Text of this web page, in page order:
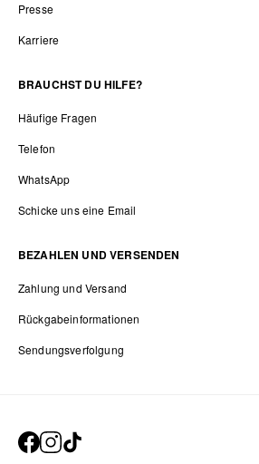
Presse
Karriere
BRAUCHST DU HILFE?
Häufige Fragen
Telefon
WhatsApp
Schicke uns eine Email
BEZAHLEN UND VERSENDEN
Zahlung und Versand
Rückgabeinformationen
Sendungsverfolgung